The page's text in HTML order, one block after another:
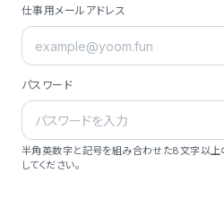
仕事用メールアドレス
パスワード
半角英数字と記号を組み合わせた8文字以上
してください。